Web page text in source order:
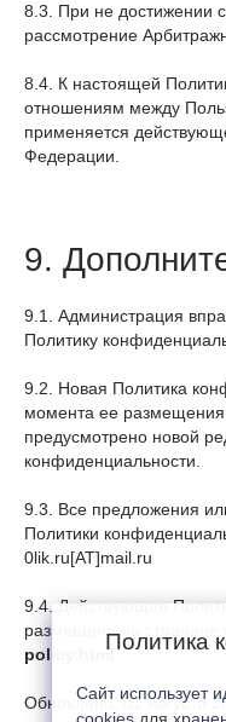
8.3. При не достижении
рассмотрение
8.4. К настоящей
отношениям между
применяется
Федерации.
9.
9.1. Администрация
Политику
9.2. Новая Политика
момента ее
предусмотрено новой
конфиденциальности.
9.3. Все предложения
Политики
0lik.ru[AT]mail.ru
9.4. Действующая
размещена на странице
policy.html
Обновлено: 01 Августа
Политика
Сайт использует